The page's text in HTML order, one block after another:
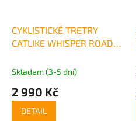
CYKLISTICKÉ TRETRY
CATLIKE WHISPER ROAD
Skladem (3-5 dní)
2 990 Kč
DETAIL